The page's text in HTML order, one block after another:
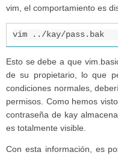
vim, el comportamiento es
vim ../kay/pass.bak
Esto se debe a que
de su propietario, lo que
condiciones normales,
permisos. Como hemos
contraseña de kay
es totalmente visible.
Con esta información, es